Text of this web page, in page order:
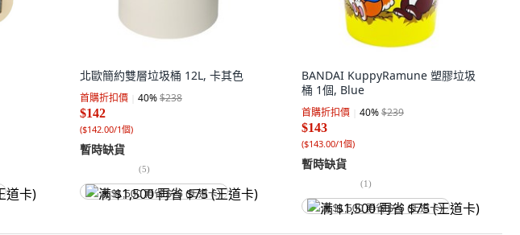
北歐簡約雙層垃圾桶 12L, 卡其色
首購折扣價 40%$238
$142
($142.00/1個)
暫時缺貨
(5)
满 $1,500 再省 $75 (王道卡)
BANDAI KuppyRamune 塑膠垃圾
桶 1個, Blue
首購折扣價 40%$239
$143
($143.00/1個)
暫時缺貨
(1)
满 $1,500 再省 $75 (王道卡)